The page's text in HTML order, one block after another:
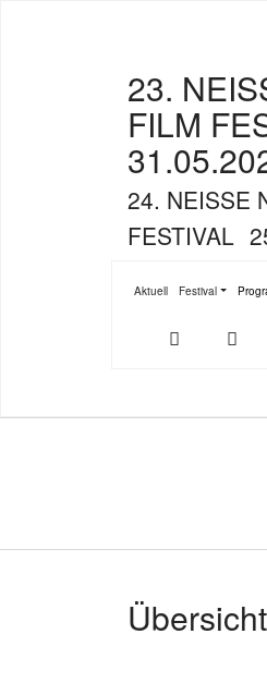
23.
FILM
24. NEISSE
FESTIVAL
Aktuell Festival
Submenu for
Übersicht